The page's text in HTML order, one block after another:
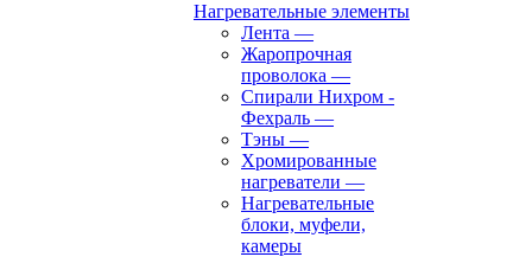
Нагревательные элементы
Лента —
Жаропрочная
проволока —
Спирали Нихром -
Фехраль —
Тэны —
Хромированные
нагреватели —
Нагревательные
блоки, муфели,
камеры